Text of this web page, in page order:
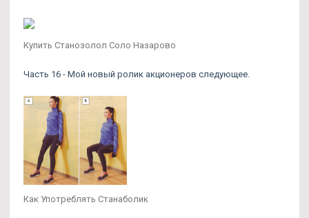
Купить Станозолол Соло Назарово
Часть 16 - Мой новый ролик акционеров следующее.
Как Употреблять Станаболик